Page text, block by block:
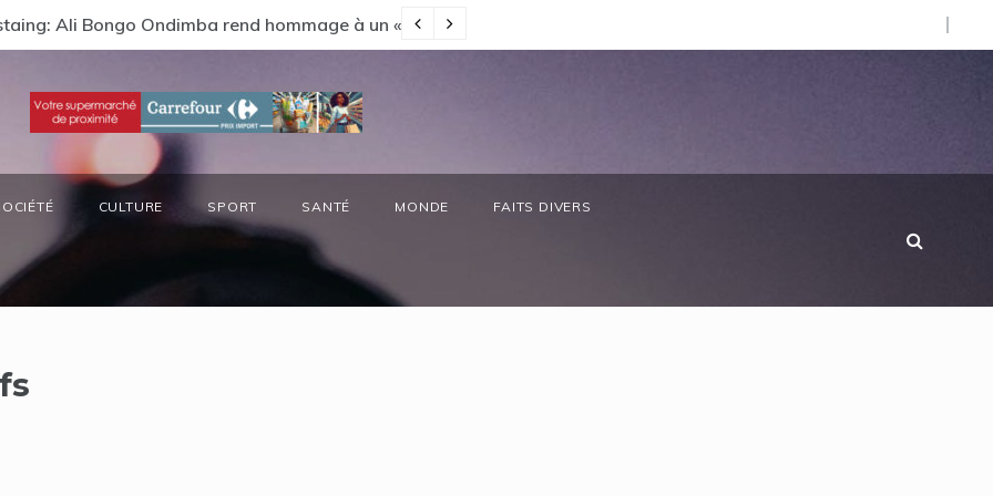
Ali Bongo Ondimba rend hommage à un « passionné d’Afrique »
CULTURE SPORT SANTÉ MONDE FAITS DIVERS